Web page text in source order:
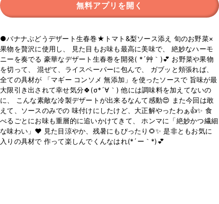
無料アプリを開く
●バナナぶどうデザート生春巻★トマト&梨ソース添え 旬のお野菜×
果物を贅沢に使用し、 見た目もお味も最高に美味で、 絶妙なハーモ
ニーを奏でる 豪華なデザート生春巻を開発( *´艸｀)💕 お野菜や果物
を切って、 混ぜて、ライスペーパーに包んで、 ガブッと頬張れば、
全ての具材が 「マギー コンソメ 無添加」を使ったソースで 旨味が最
大限引き出されて幸せ気分🍀(σ*´∀｀) 他には調味料を加えてないの
に、 こんな素敵な冷製デザートが出来るなんて感動😍 また今回は敢
えて、ソースのみでの 味付けにしたけど、大正解やったわぁ👍️✨ 食
べるごとにお味も重層的に追いかけてきて、 ホンマに「絶妙かつ繊細
な味わい」♥️ 見た目涼やか、残暑にもぴったり🌻✨ 是非ともお気に
入りの具材で 作って楽しんでくんなはれ(*´ー｀*)💕